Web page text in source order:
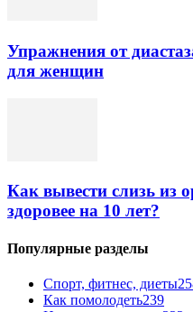
Упражнения от
для женщин
Как вывести слизь из
здоровее на 10 лет?
Популярные разделы
Спорт, фитнес, диеты
Как помолодеть239